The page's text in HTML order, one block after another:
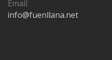
Email
info@fuenllana.net